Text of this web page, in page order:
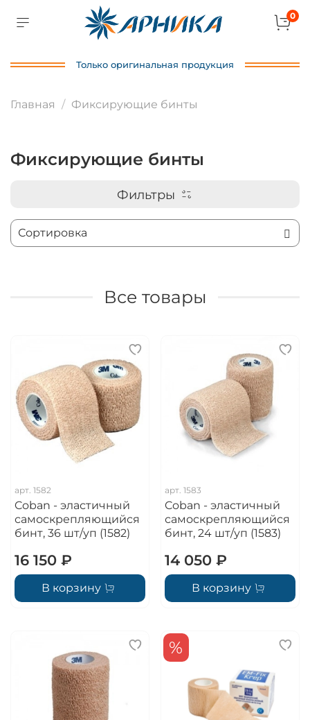
0
Только оригинальная продукция
Главная Фиксирующие бинты
Фиксирующие бинты
Фильтры
Все товары
арт. 1582
Coban - эластичный
самоскрепляющийся
бинт, 36 шт/уп (1582)
16 150 ₽
В корзину
арт. 1583
Coban - эластичный
самоскрепляющийся
бинт, 24 шт/уп (1583)
14 050 ₽
В корзину
%